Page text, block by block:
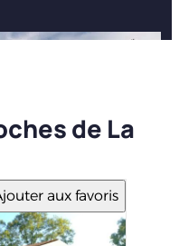
de La
aux favoris